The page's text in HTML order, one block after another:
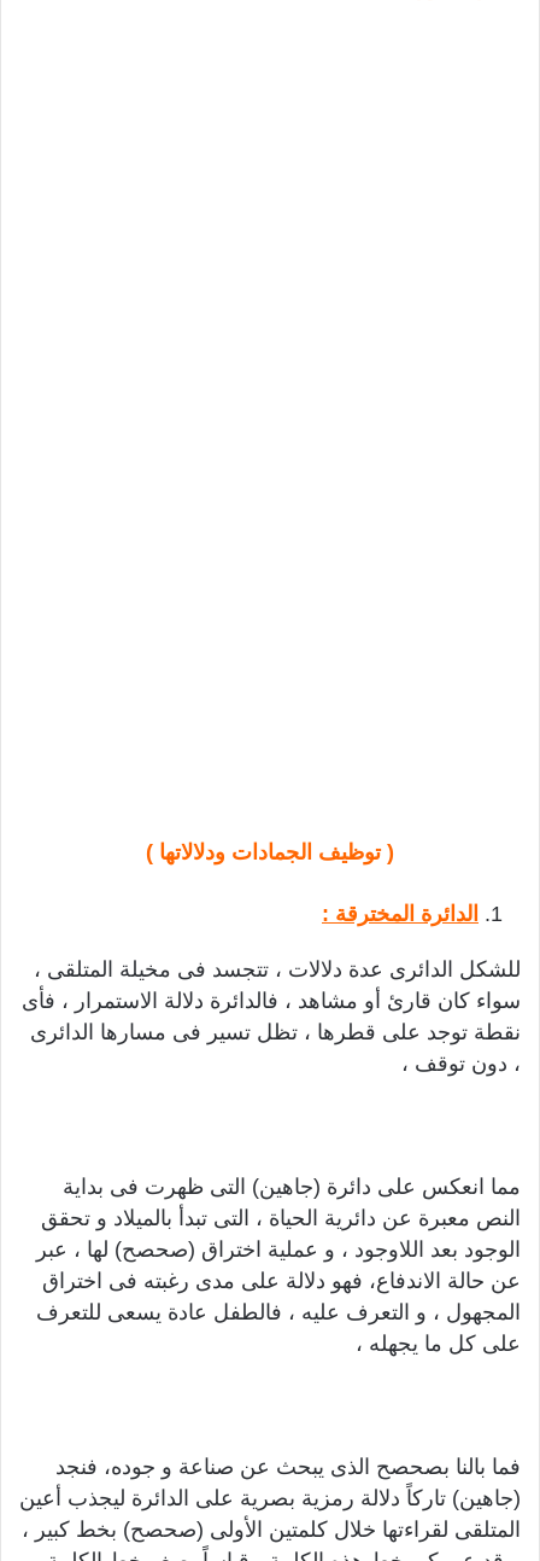
( توظيف الجمادات ودلالاتها )
الدائرة المخترقة :
للشكل الدائرى عدة دلالات ، تتجسد فى مخيلة المتلقى ،
سواء كان قارئ أو مشاهد ، فالدائرة دلالة الاستمرار ، فأى
نقطة توجد على قطرها ، تظل تسير فى مسارها الدائرى
، دون توقف ،
مما انعكس على دائرة (جاهين) التى ظهرت فى بداية
النص معبرة عن دائرية الحياة ، التى تبدأ بالميلاد و تحقق
الوجود بعد اللاوجود ، و عملية اختراق (صحصح) لها ، عبر
عن حالة الاندفاع، فهو دلالة على مدى رغبته فى اختراق
المجهول ، و التعرف عليه ، فالطفل عادة يسعى للتعرف
على كل ما يجهله ،
فما بالنا بصحصح الذى يبحث عن صناعة و جوده، فنجد
(جاهين) تاركاً دلالة رمزية بصرية على الدائرة ليجذب أعين
المتلقى لقراءتها خلال كلمتين الأولى (صحصح) بخط كبير ،